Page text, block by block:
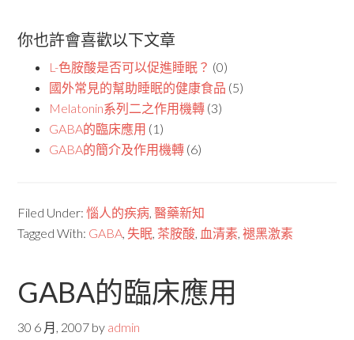
你也許會喜歡以下文章
L-色胺酸是否可以促進睡眠？ (0)
國外常見的幫助睡眠的健康食品 (5)
Melatonin系列二之作用機轉 (3)
GABA的臨床應用 (1)
GABA的簡介及作用機轉 (6)
Filed Under:惱人的疾病,醫藥新知
Tagged With: GABA,失眠,茶胺酸, 血清素,褪黑激素
GABA的臨床應用
30 6 月, 2007 by admin